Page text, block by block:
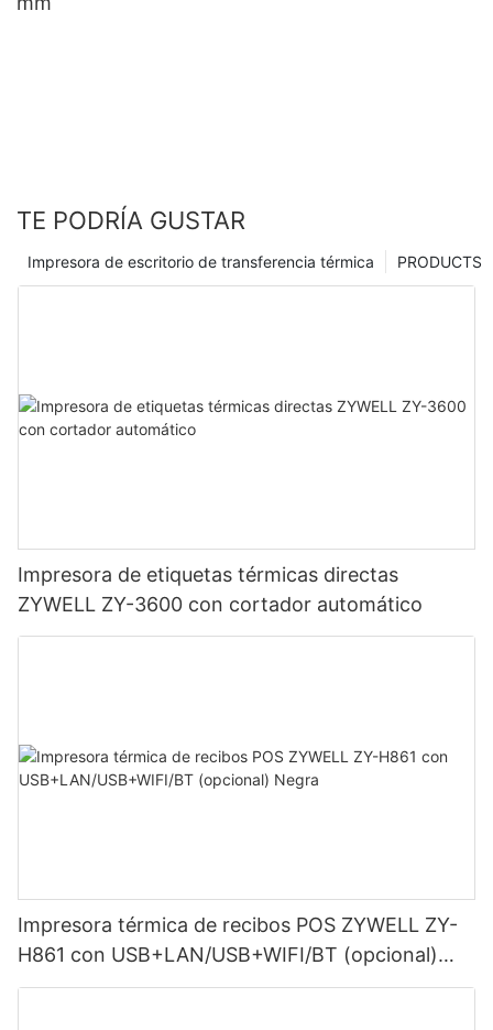
TE PODRÍA GUSTAR
PRODUCTS
Impresora de escritorio de transferencia térmica
Impresora de etiquetas térmicas directas
ZYWELL ZY-3600 con cortador automático
Impresora térmica de recibos POS ZYWELL ZY-
H861 con USB+LAN/USB+WIFI/BT (opcional)
Negra